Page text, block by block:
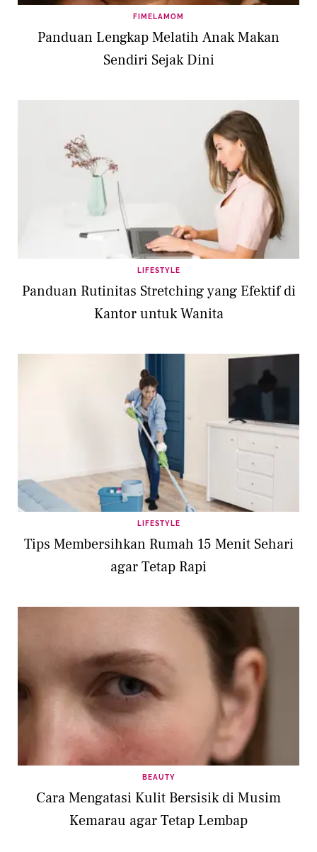
FIMELAMOM
Panduan Lengkap Melatih Anak Makan
Sendiri Sejak Dini
LIFESTYLE
Panduan Rutinitas Stretching yang Efektif di
Kantor untuk Wanita
LIFESTYLE
Tips Membersihkan Rumah 15 Menit Sehari
agar Tetap Rapi
BEAUTY
Cara Mengatasi Kulit Bersisik di Musim
Kemarau agar Tetap Lembap